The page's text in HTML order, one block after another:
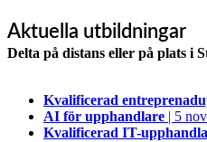
Aktuella utbildningar
Delta på distans eller på plats i
Kvalificerad
AI för upphandlare | 5 nov
Kvalificerad IT-